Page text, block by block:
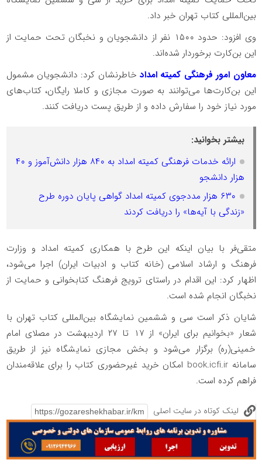
بین‌المللی کتاب تهران خبر داد.
وی افزود: حدود ۱۵۰۰ نفر از دانشجویان و نخبگان تحت حمایت از
این بن‌کارت برخوردار شده‌اند.
معاون امور فرهنگی کمیته امداد خاطرنشان کرد: دانشجویان مشمول
این بن‌کارت‌ها می‌توانند به صورت مجازی و کاملا رایگان، کتاب‌‌های
مورد نیاز خود را سفارش داده و از طریق پست دریافت کنند.
بیشتر بخوانید:
ارائه خدمات فرهنگی کمیته امداد به ۸۴۰ هزار دانش‌آموز و ۴۰
هزار دانشجو
۶۳۰ هزار مددجوی کمیته امداد گواهی پایان دوره طرح
«زندگی با آیه‌ها» را دریافت کردند
متقی‌فر با بیان اینکه این طرح با همکاری کمیته امداد و وزارت
فرهنگ و ارشاد اسلامی (خانه کتاب و ادبیات ایران) اجرا می‌شود،
اظهار کرد: این اقدام در راستای ترویج فرهنگ کتابخوانی و حمایت از
نخبگان انجام شده است.
شایان ذکر است سی ‌و ششمین نمایشگاه بین‌المللی کتاب تهران با
شعار «بخوانیم برای ایران» از ۱۷ تا ۲۷ اردیبهشت در مصلای امام
خمینی(ره) برگزار می‌شود و بخش مجازی نمایشگاه نیز از طریق
سامانه book.icfi.ir امکان خرید غیرحضوری کتاب را برای علاقه‌مندان
فراهم کرده است.
لینک کوتاه در سایت اصلی